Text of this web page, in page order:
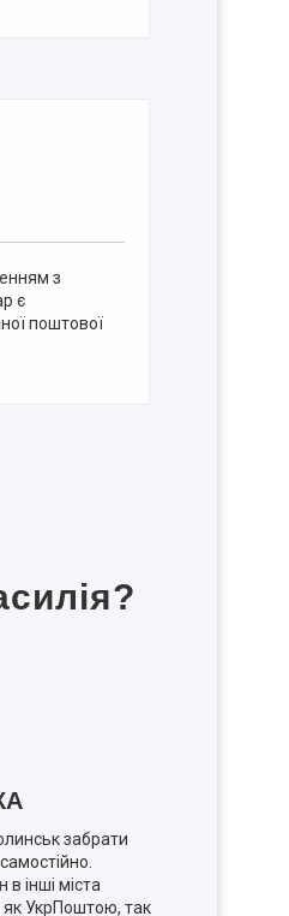
з
є
поштової
забрати
в інші міста
як УкрПоштою, так